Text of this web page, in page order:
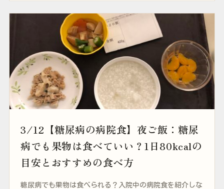
3/12【糖尿病の病院食】夜ご飯：糖尿
病でも果物は食べていい？1日80kcalの
目安とおすすめの食べ方
糖尿病でも果物は食べられる？入院中の病院食を紹介しな